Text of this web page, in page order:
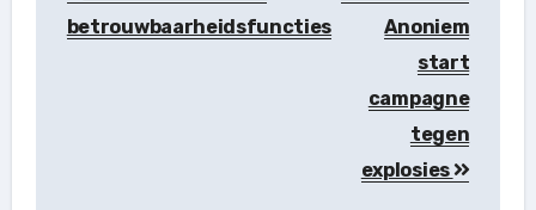
betrouwbaarheidsfuncties
Anoniem
start
campagne
tegen
explosies